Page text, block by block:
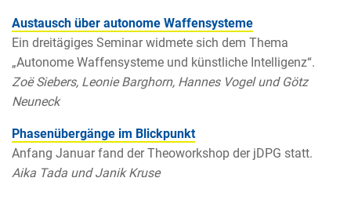
Austausch über autonome Waffensysteme
Ein dreitägiges Seminar widmete sich dem Thema
„Autonome Waffensysteme und künstliche Intelligenz“.
Zoë Siebers, Leonie Barghorn, Hannes Vogel und Götz
Neuneck
Phasenübergänge im Blickpunkt
Anfang Januar fand der Theoworkshop der jDPG statt.
Aika Tada und Janik Kruse